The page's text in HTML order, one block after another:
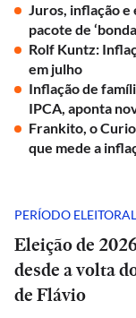
Juros, inflação
pacote de
Rolf Kuntz:
em julho
Inflação de
IPCA, aponta
Frankito, o
que mede a
PERÍODO ELEITORAL
Eleição de
desde a volta
de Flávio